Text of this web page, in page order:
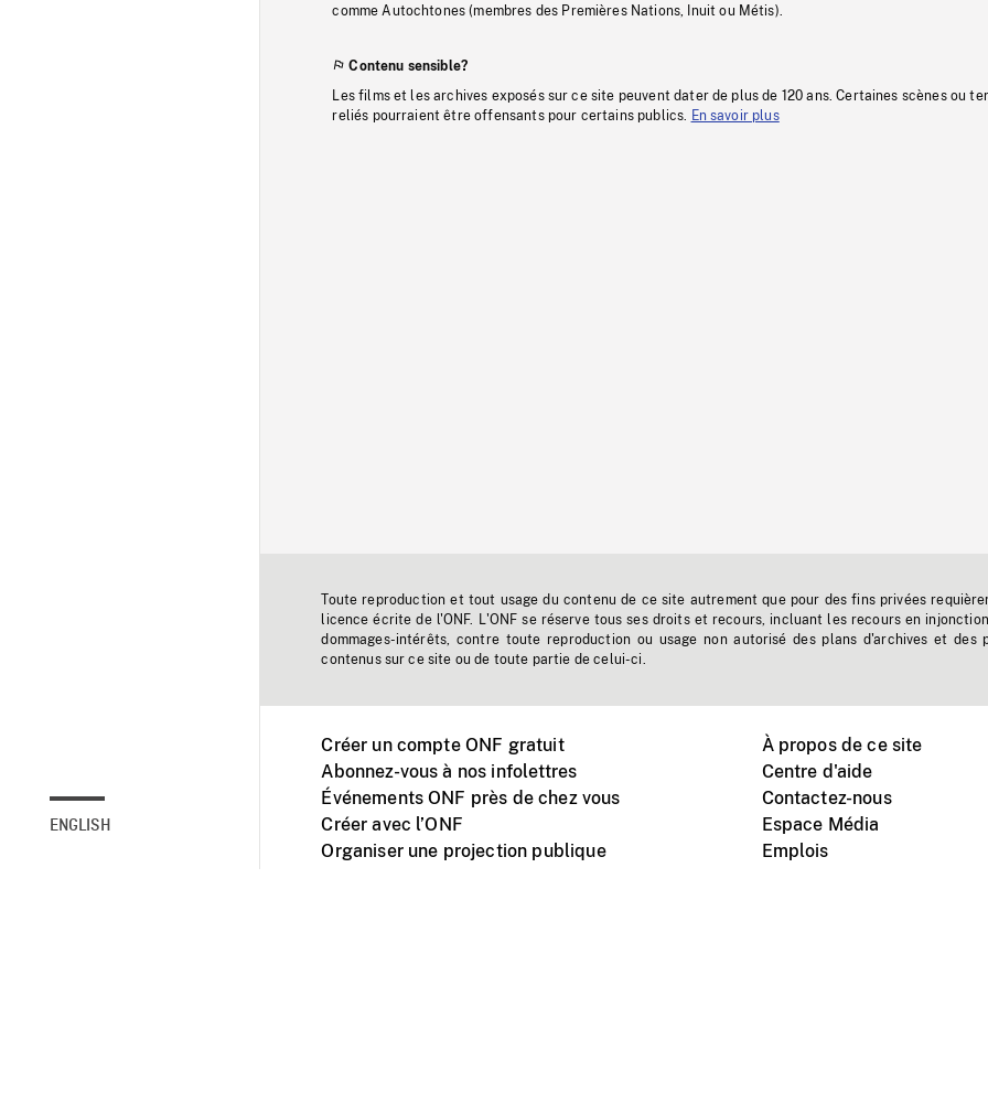
ENGLISH
comme Autochtones (membres des Premières Nations, Inuit ou Métis).
Contenu sensible?
Les films et les archives exposés sur ce site peuvent dater de plus de 120 ans. Certaines scènes ou
reliés pourraient être offensants pour certains publics. En savoir plus
Toute reproduction et tout usage du contenu de ce site autrement que pour des fins privées
licence écrite de l'ONF. L'ONF se réserve tous ses droits et recours, incluant les recours en
dommages-intérêts, contre toute reproduction ou usage non autorisé des plans d'archives et des
contenus sur ce site ou de toute partie de celui-ci.
Créer un compte ONF gratuit
Abonnez-vous à nos infolettres
Événements ONF près de chez vous
Créer avec l’ONF
Organiser une projection publique
À propos de ce site
Centre d'aide
Contactez-nous
Espace Média
Emplois